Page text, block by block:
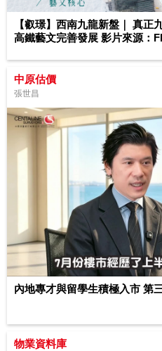
【叡璟】西南九龍新盤｜ 真正
高鐵藝文完善發展 影片來源：
中原估價
張世昌
內地專才與留學生積極入市 第
物業資料庫